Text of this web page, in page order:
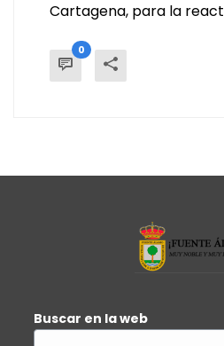
Cartagena, para la
0
Buscar en la web